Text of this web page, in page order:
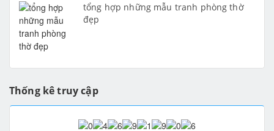
tổng hợp những mẫu tranh phòng thờ
đẹp
Thống kê truy cập